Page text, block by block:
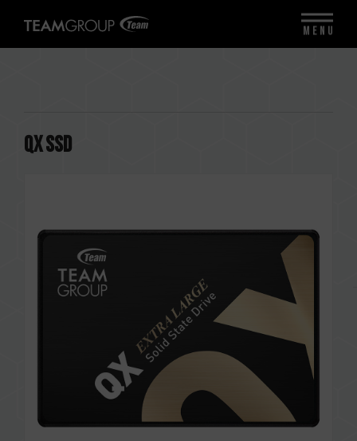
QX SSD
MENU